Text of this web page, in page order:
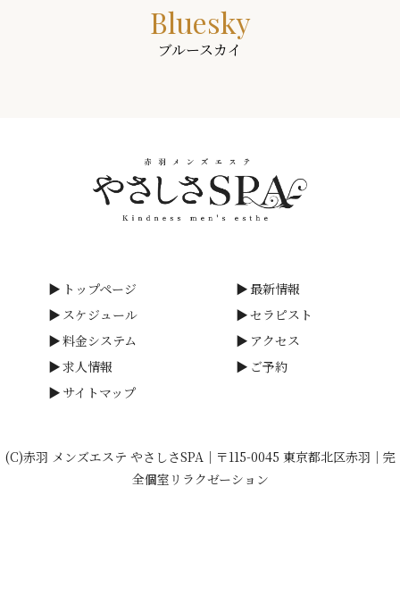
Bluesky
ブルースカイ
トップページ
最新情報
スケジュール
セラピスト
料金システム
アクセス
求人情報
ご予約
サイトマップ
(C)赤羽 メンズエステ やさしさSPA｜〒115-0045 東京都北区赤羽｜完
全個室リラクゼーション